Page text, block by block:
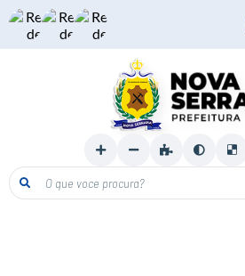
O que voce procura?